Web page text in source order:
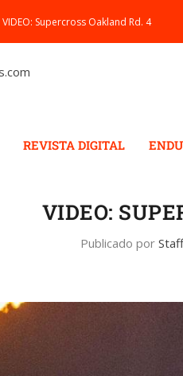
VIDEO: Supercross Oakland Rd. 4
REVISTA DIGITAL
VIDEO:
Publicado por